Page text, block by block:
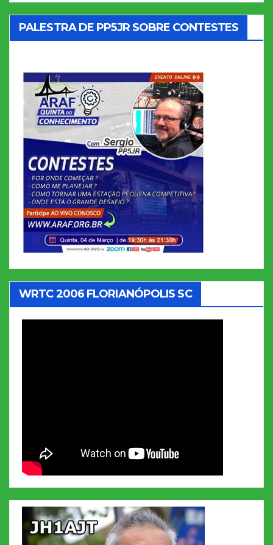
PALESTRA DE PP5JR SOBRE CONTESTES
WRTC 2006 FLORIANÓPOLIS SC